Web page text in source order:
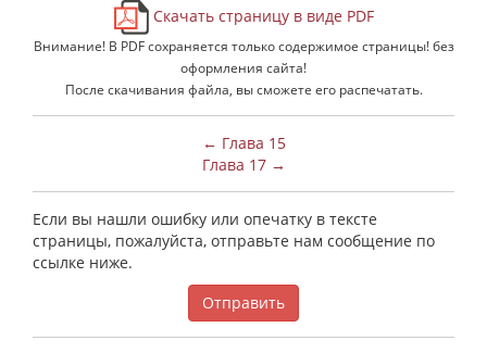
Скачать страницу в виде PDF
Внимание! В PDF сохраняется только содержимое страницы! без
оформления сайта!
После скачивания файла, вы сможете его распечатать.
← Глава 15
Глава 17 →
Если вы нашли ошибку или опечатку в тексте
страницы, пожалуйста, отправьте нам сообщение по
ссылке ниже.
Отправить